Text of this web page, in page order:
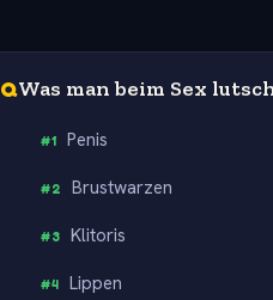
QWas man beim Sex
#1 Penis
#2 Brustwarzen
#3 Klitoris
#4 Lippen